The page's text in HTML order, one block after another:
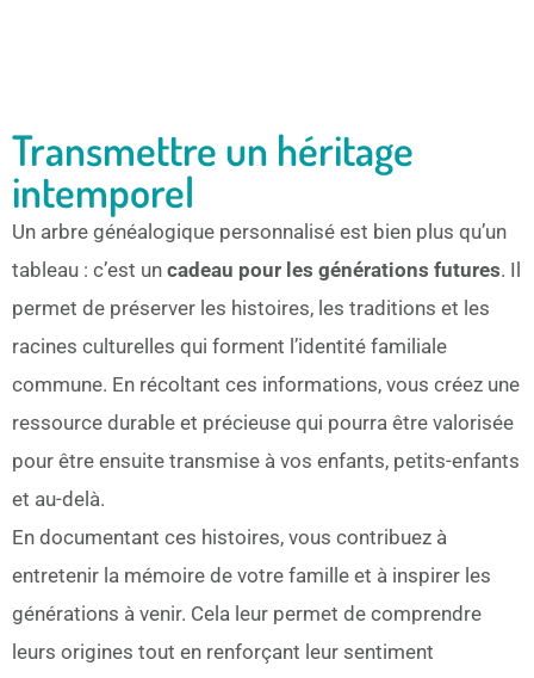
Transmettre un héritage
intemporel
Un arbre généalogique personnalisé est bien plus qu’un
tableau : c’est un cadeau pour les générations futures. Il
permet de préserver les histoires, les traditions et les
racines culturelles qui forment l’identité familiale
commune. En récoltant ces informations, vous créez une
ressource durable et précieuse qui pourra être valorisée
pour être ensuite transmise à vos enfants, petits-enfants
et au-delà.
En documentant ces histoires, vous contribuez à
entretenir la mémoire de votre famille et à inspirer les
générations à venir. Cela leur permet de comprendre
leurs origines tout en renforçant leur sentiment